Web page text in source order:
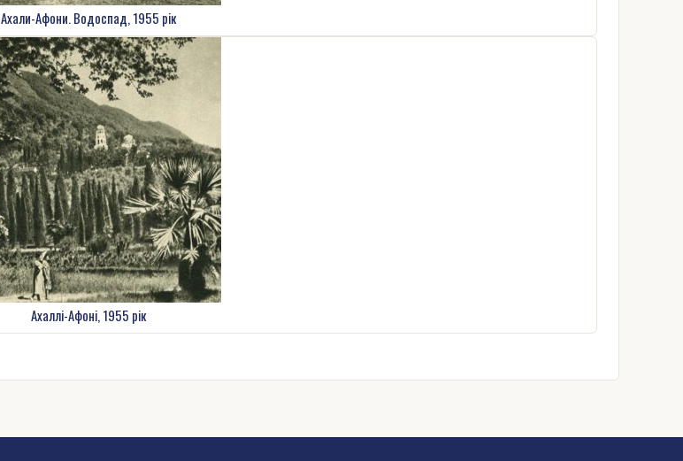
Ахали-Афони. Водоспад, 1955 рік
Ахаллі-Афоні, 1955 рік